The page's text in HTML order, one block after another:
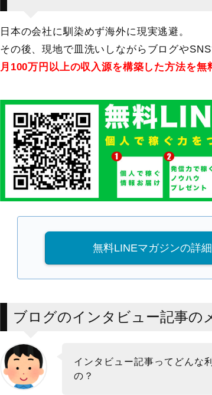
日本の会社に馴染めず海外に現実逃避。
その後、現地で皿洗いしながらブログや
月100万円以上の収入源を構築した方法を無
無料LINEマガジンの詳
ブログのインタビュー記事の
インタビュー記事ってどんな
の？